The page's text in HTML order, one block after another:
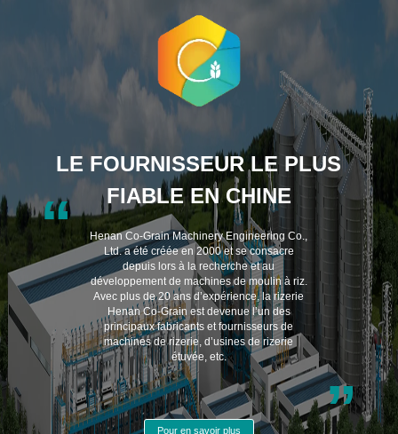
LE FOURNISSEUR LE PLUS
FIABLE EN CHINE
“
Henan Co-Grain Machinery Engineering Co.,
Ltd. a été créée en 2000 et se consacre
depuis lors à la recherche et au
développement de machines de moulin à riz.
Avec plus de 20 ans d’expérience, la rizerie
Henan Co-Grain est devenue l’un des
principaux fabricants et fournisseurs de
machines de rizerie, d’usines de rizerie
étuvée, etc.
”
Pour en savoir plus